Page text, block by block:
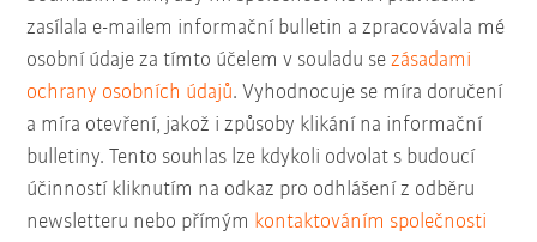
zasílala e-mailem informační bulletin a zpracovávala mé
osobní údaje za tímto účelem v souladu sezásadami
ochrany osobních údajů. Vyhodnocuje se míra doručení
a míra otevření, jakož i způsoby klikání na informační
bulletiny. Tento souhlas lze kdykoli odvolat s budoucí
účinností kliknutím na odkaz pro odhlášení z odběru
newsletteru nebo přímým kontaktováním společnosti